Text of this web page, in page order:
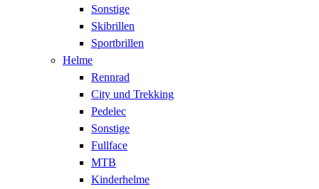
Sonstige
Skibrillen
Sportbrillen
Helme
Rennrad
City und Trekking
Pedelec
Sonstige
Fullface
MTB
Kinderhelme